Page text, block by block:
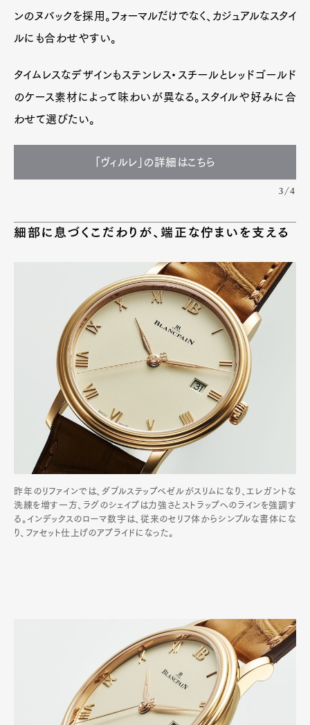
ンのヌバックを採用。フォーマルだけでなく、カジュアルなスタイ
ルにも合わせやすい。
タイムレスなデザインもステンレス・スチールとレッドゴールド
のケース素材によって味わいが異なる。スタイルや好みに合
わせて選びたい。
「ヴィルレ」の詳細はこちら
3/4
細部に息づくこだわりが、端正な佇まいを支える
昨年のリファインでは、ダブルステップベゼルがスリムになり、エレガントな
洗練を増す一方、ラグのシェイプは力強さとストラップへのラインを強調す
る。インデックスのローマ数字は、従来のセリフ体からシンプルな書体にな
り、ファセット仕上げのアプライドになった。